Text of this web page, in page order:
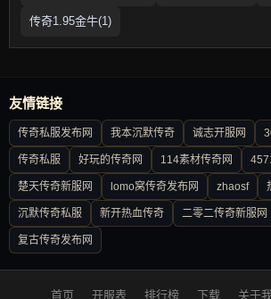
传奇1.95金牛(1)
友情链接
传奇私服发布网 我本沉默传奇 诚志开服网
传奇私服 好玩的传奇网 114素材传奇网
楚天传奇新服网 lomo窝传奇发布网 zhaosf
沉默传奇私服 新开热血传奇 二零二传奇新服网
复古传奇发布网
首页 开服表 排行榜 下载 关于